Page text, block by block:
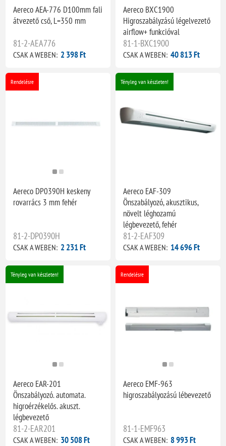
Aereco AEA-776 D100mm fali
átvezető cső, L=350 mm
81-2-AEA776
CSAK A WEBEN: 2 398 Ft
Aereco BXC1900
Higroszabályzású légelvezető
airflow+ funkcióval
81-1-BXC1900
CSAK A WEBEN: 40 813 Ft
Rendelésre
Aereco DP0390H keskeny
rovarrács 3 mm fehér
81-2-DP0390H
CSAK A WEBEN: 2 231 Ft
Tényleg van készleten!
Aereco EAF-309
Önszabályozó, akusztikus,
növelt léghozamú
légbevezető, fehér
81-2-EAF309
CSAK A WEBEN: 14 696 Ft
Tényleg van készleten!
Aereco EAR-201
Önszabályozó. automata.
higroérzékelős. akuszt.
légbevezető
81-2-EAR201
CSAK A WEBEN: 30 508 Ft
Rendelésre
Aereco EMF-963
higroszabályozású lébevezető
81-1-EMF963
CSAK A WEBEN: 8 993 Ft